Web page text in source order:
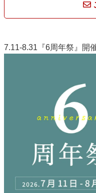
7.11-8.31『6周年祭』開